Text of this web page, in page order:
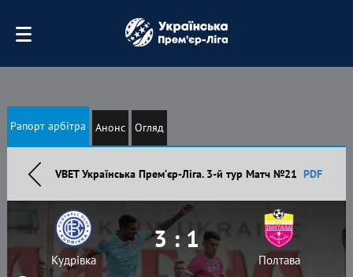
Рапорт арбітра Анонс Огляд
VBET Українська Премʼєр-Ліга. 3-й тур Матч №21 PDF
Кудрівка
3 : 1
Полтава